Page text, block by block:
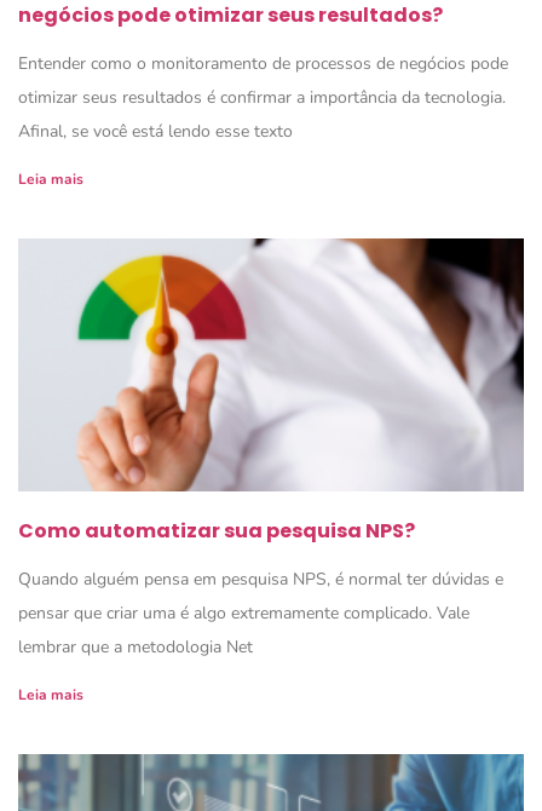
negócios pode otimizar seus resultados?
Entender como o monitoramento de processos de negócios pode
otimizar seus resultados é confirmar a importância da tecnologia.
Afinal, se você está lendo esse texto
Leia mais
Como automatizar sua pesquisa NPS?
Quando alguém pensa em pesquisa NPS, é normal ter dúvidas e
pensar que criar uma é algo extremamente complicado. Vale
lembrar que a metodologia Net
Leia mais